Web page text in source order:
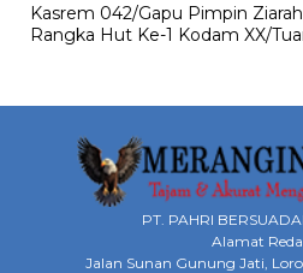
Kasrem 042/Gapu Pimpin
Rangka Hut Ke-1 Kodam XX/
PT. PAHRI
Alamat
Jalan Sunan Gunung Jati,